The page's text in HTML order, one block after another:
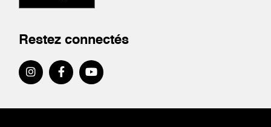
Restez connectés